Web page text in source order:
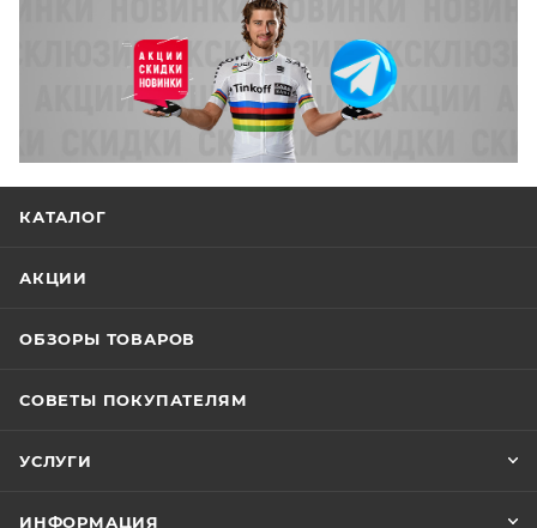
КАТАЛОГ
АКЦИИ
ОБЗОРЫ ТОВАРОВ
СОВЕТЫ ПОКУПАТЕЛЯМ
УСЛУГИ
ИНФОРМАЦИЯ